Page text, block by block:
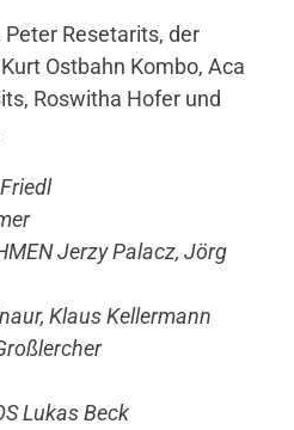
Resetarits, der
Ostbahn Kombo, Aca
Roswitha Hofer und
Jerzy Palacz, Jörg
Klaus Kellermann
Lukas Beck